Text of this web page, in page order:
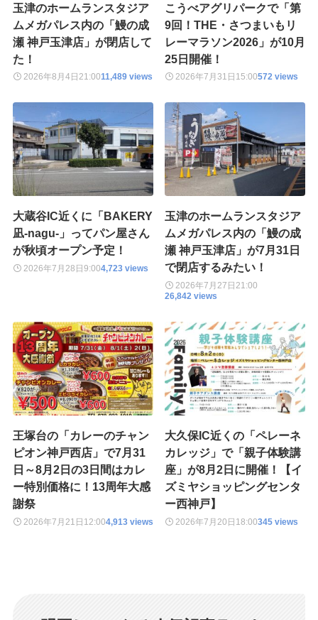
玉津のホームランスタジア
ムメガパレス内の「鰻の成
瀬 神戸玉津店」が閉店して
た！
2026年8月4日 21:0011,489 views
こうべアグリパークで「第
9回！THE・さつまいもリ
レーマラソン2026」が10月
25日開催！
2026年7月31日 15:00572 views
大蔵谷IC近くに「BAKERY
凪-nagu-」ってパン屋さん
が秋頃オープン予定！
2026年7月28日 9:004,723 views
玉津のホームランスタジア
ムメガパレス内の「鰻の成
瀬 神戸玉津店」が7月31日
で閉店するみたい！
2026年7月27日21:00
26,842 views
王塚台の「カレーのチャン
ピオン神戸西店」で7月31
日～8月2日の3日間はカレ
ー特別価格に！13周年大感
謝祭
2026年7月21日 12:004,913 views
大久保IC近くの「ペレーネ
カレッジ」で「親子体験講
座」が8月2日に開催！【イ
ズミヤショッピングセンタ
ー西神戸】
2026年7月20日 18:00345 views